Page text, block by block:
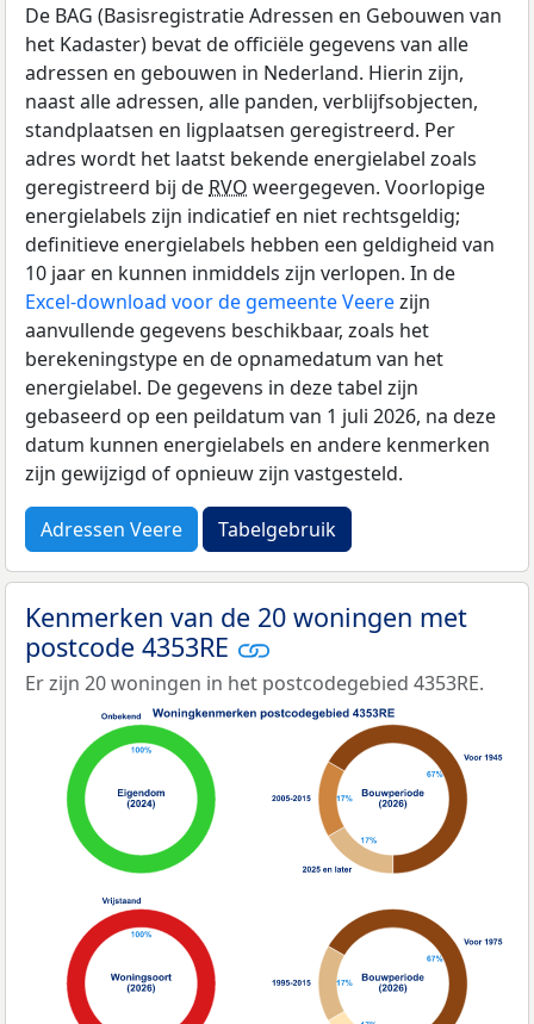
De BAG (Basisregistratie Adressen en Gebouwen van
het Kadaster) bevat de officiële gegevens van alle
adressen en gebouwen in Nederland. Hierin zijn,
naast alle adressen, alle panden, verblijfsobjecten,
standplaatsen en ligplaatsen geregistreerd. Per
adres wordt het laatst bekende energielabel zoals
geregistreerd bij de RVO weergegeven. Voorlopige
energielabels zijn indicatief en niet rechtsgeldig;
definitieve energielabels hebben een geldigheid van
10 jaar en kunnen inmiddels zijn verlopen. In de
Excel-download voor de gemeente Veerezijn
aanvullende gegevens beschikbaar, zoals het
berekeningstype en de opnamedatum van het
energielabel. De gegevens in deze tabel zijn
gebaseerd op een peildatum van 1 juli 2026, na deze
datum kunnen energielabels en andere kenmerken
zijn gewijzigd of opnieuw zijn vastgesteld.
Adressen Veere Tabelgebruik
Kenmerken van de 20 woningen met
postcode 4353RE
Er zijn 20 woningen in het postcodegebied 4353RE.